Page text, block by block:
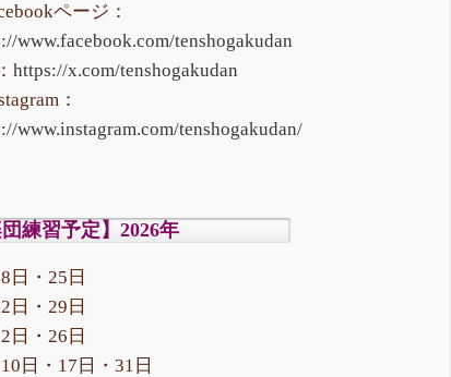
ページ：
www.facebook.com/tenshogakudan
https://x.com/tenshogakudan
：
www.instagram.com/tenshogakudan/
団練習予定】2026年
日・25日
日・29日
日・26日
日・17日・31日